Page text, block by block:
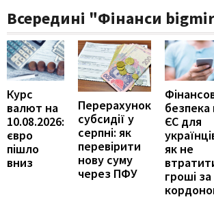
Всередині "Фінанси
Курс
валют на
10.08.2026:
євро
пішло
вниз
Перерахунок
субсидії у
серпні: як
перевірити
нову суму
через ПФУ
безпека
ЄС для
як не
гроші за